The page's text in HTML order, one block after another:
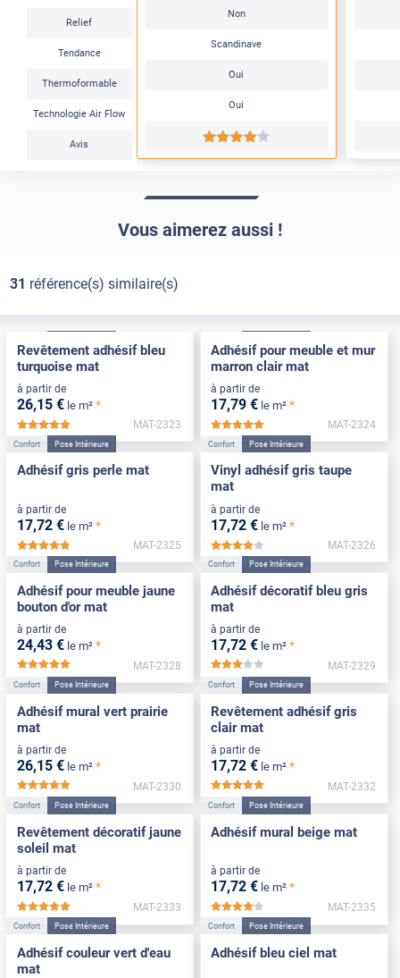
Relief
Tendance
Thermoformable
Technologie Air Flow
Avis
Non
Scandinave
Oui
Oui
*****
Vous aimerez aussi !
31 référence(s) similaire(s)
Revêtement adhésif bleu
turquoise mat
à partir de
26,15 € le m² *
*****
MAT-2323
Adhésif pour meuble et mur
marron clair mat
à partir de
17,79 € le m² *
MAT-2324
Confort Pose Intérieure
Adhésif gris perle mat
à partir de
17,72 € le m² *
*****
MAT-2325
Confort Pose Intérieure
Vinyl adhésif gris taupe
mat
à partir de
17,72 € le m² *
*****
MAT-2326
Confort Pose Intérieure
Adhésif pour meuble jaune
bouton d'or mat
à partir de
24,43 € le m² *
MAT-2328
Confort Pose Intérieure
Adhésif décoratif bleu gris
mat
à partir de
17,72 € le m² *
*****
MAT-2329
Confort Pose Intérieure
Adhésif mural vert prairie
mat
à partir de
26,15 € le m² *
MAT-2330
Confort Pose Intérieure
Revêtement adhésif gris
clair mat
à partir de
17,72 € le m² *
MAT-2332
Confort Pose Intérieure
Revêtement décoratif jaune
soleil mat
à partir de
17,72 € le m² *
*****
MAT-2333
Confort Pose Intérieure
Adhésif mural beige mat
à partir de
17,72 € le m² *
*****
MAT-2335
Confort Pose Intérieure
Adhésif couleur vert d'eau
mat
Confort Pose Intérieure
Adhésif bleu ciel mat